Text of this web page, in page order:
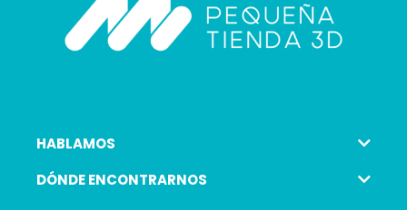
HABLAMOS
DÓNDE ENCONTRARNOS